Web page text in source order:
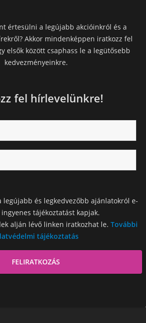
értesülni a legújabb akcióinkról és a
Akkor mindenképpen iratkozz fel
elsők között csaphass le a legütősebb
kedvezményeinkre.
fel hírlevelünkre!
legújabb és legkedvezőbb ajánlatokról e-
tájékoztatást kapjak.
alján lévő linken iratkozhat le. További
tájékoztatás